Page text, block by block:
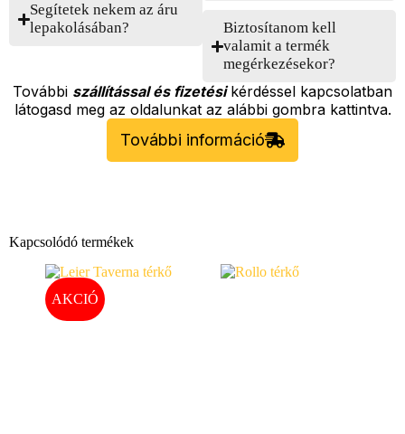
Segítetek nekem az áru
lepakolásában?
Biztosítanom kell
valamit a termék
megérkezésekor?
További szállítással és fizetésikérdéssel kapcsolatban
látogasd meg az oldalunkat az alábbi gombra kattintva.
További információ
Kapcsolódó termékek
AKCIÓ